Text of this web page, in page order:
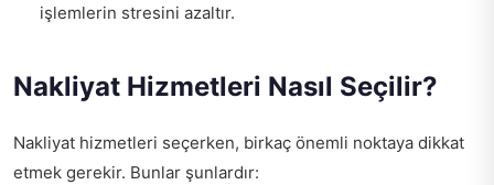
işlemlerin stresini azaltır.
Nakliyat Hizmetleri Nasıl Seçilir?
Nakliyat hizmetleri seçerken, birkaç önemli noktaya dikkat
etmek gerekir. Bunlar şunlardır: